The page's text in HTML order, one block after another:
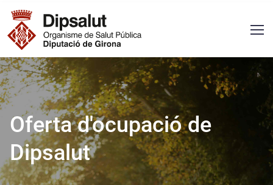
Navegació principal
Oferta d'ocupació de
Dipsalut